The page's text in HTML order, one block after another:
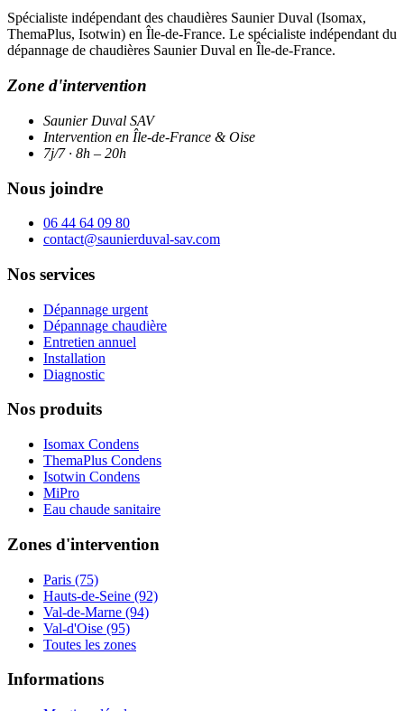
Spécialiste indépendant des chaudières Saunier Duval (Isomax,
ThemaPlus, Isotwin) en Île-de-France. Le spécialiste indépendant du
dépannage de chaudières Saunier Duval en Île-de-France.
Zone d'intervention
Saunier Duval SAV
Intervention en Île-de-France & Oise
7j/7 · 8h – 20h
Nous joindre
06 44 64 09 80
contact@saunierduval-sav.com
Nos services
Dépannage urgent
Dépannage chaudière
Entretien annuel
Installation
Diagnostic
Nos produits
Isomax Condens
ThemaPlus Condens
Isotwin Condens
MiPro
Eau chaude sanitaire
Zones d'intervention
Paris (75)
Hauts-de-Seine (92)
Val-de-Marne (94)
Val-d'Oise (95)
Toutes les zones
Informations